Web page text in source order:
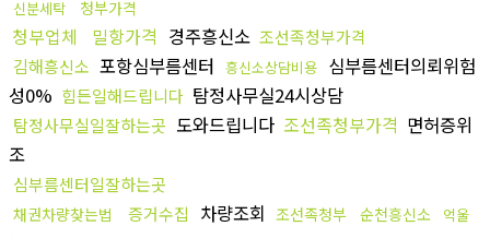
신분세탁 청부가격
청부업체 밀항가격 경주흥신소 조선족청부가격
김해흥신소 포항심부름센터 흥신소상담비용 심부름센터의뢰위험
성0% 힘든일해드립니다 탐정사무실24시상담
탐정사무실일잘하는곳 도와드립니다 조선족청부가격 면허증위
조
심부름센터일잘하는곳
채권차량찾는법 증거수집 차량조회 조선족청부 순천흥신소
억울